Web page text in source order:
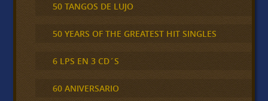
50 TANGOS DE LUJO
50 YEARS OF THE GREATEST HIT SINGLES
6 LPS EN 3 CD´S
60 ANIVERSARIO